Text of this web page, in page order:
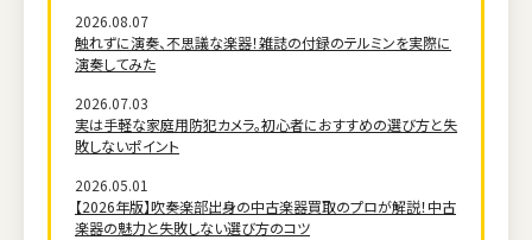
2026.08.07
触れずに演奏、不思議な楽器！雑誌の付録のテルミンを実際に
演奏してみた
2026.07.03
実は手軽な家庭用防犯カメラ。初心者におすすめの選び方と失
敗しないポイント
2026.05.01
【2026年版】吹奏楽部出身の中古楽器買取のプロが解説！中古
楽器の魅力と失敗しない選び方のコツ